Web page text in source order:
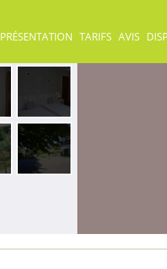
PRÉSENTATION TARIFS AVIS